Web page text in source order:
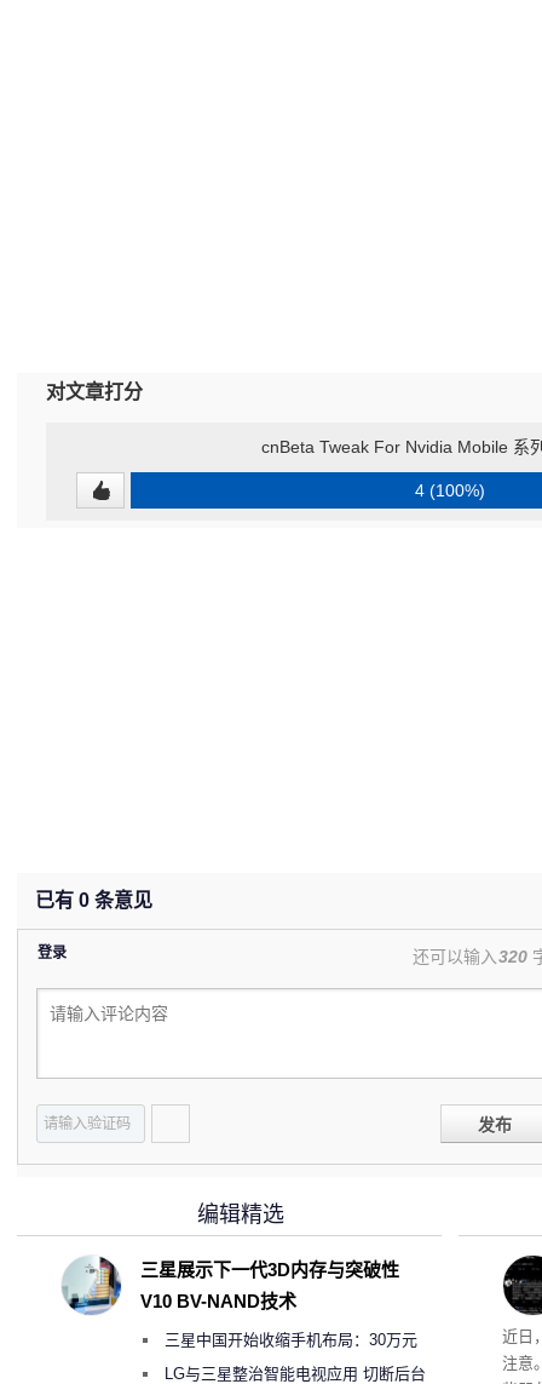
对文章打分
cnBeta Tweak For Nvidia Mobile 系
4 (100%)
已有 0 条意见
登录 还可以输入320
发布
近日
注意
编辑精选
三星展示下一代3D内存与突破性
V10 BV-NAND技术
三星中国开始收缩手机布局：30万元
月销售额不达标门店 将被逐步清退
LG与三星整治智能电视应用 切断后台